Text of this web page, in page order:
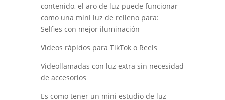
contenido, el aro de luz puede funcionar
como una mini luz de relleno para:
Selfies con mejor iluminación
Videos rápidos para TikTok o Reels
Videollamadas con luz extra sin necesidad
de accesorios
Es como tener un mini estudio de luz